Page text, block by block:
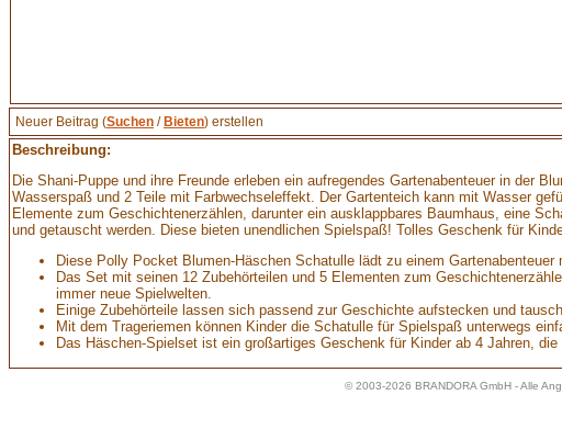
Neuer Beitrag (Suchen / Bieten) erstellen
Beschreibung:
Die Shani-Puppe und ihre Freunde erleben ein aufregendes Gartenabenteuer in der
Wasserspaß und 2 Teile mit Farbwechseleffekt. Der Gartenteich kann mit Wasser
Elemente zum Geschichtenerzählen, darunter ein ausklappbares Baumhaus, eine
und getauscht werden. Diese bieten unendlichen Spielspaß! Tolles Geschenk für
Diese Polly Pocket Blumen-Häschen Schatulle lädt zu einem Gartenabenteuer
Das Set mit seinen 12 Zubehörteilen und 5 Elementen zum
immer neue Spielwelten.
Einige Zubehörteile lassen sich passend zur Geschichte aufstecken und
Mit dem Trageriemen können Kinder die Schatulle für Spielspaß unterwegs
Das Häschen-Spielset ist ein großartiges Geschenk für Kinder ab 4 Jahren,
© 2003-2026 BRANDORA GmbH - Alle